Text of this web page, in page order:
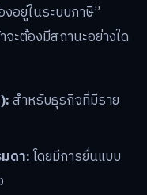
อยู่ในระบบภาษี”
ะต้องมีสถานะอย่างใด
สำหรับธุรกิจที่มีราย
ดา:โดยมีการยื่นแบบ